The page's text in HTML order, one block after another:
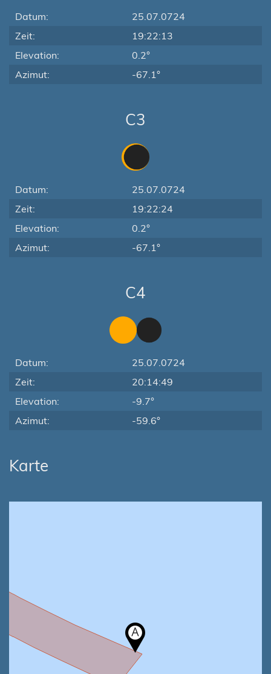
Datum:
25.07.0724
Zeit:
19:22:13
Elevation:
0.2°
Azimut:
-67.1°
C3
Datum:
25.07.0724
Zeit:
19:22:24
Elevation:
0.2°
Azimut:
-67.1°
C4
Datum:
25.07.0724
Zeit:
20:14:49
Elevation:
-9.7°
Azimut:
-59.6°
Karte